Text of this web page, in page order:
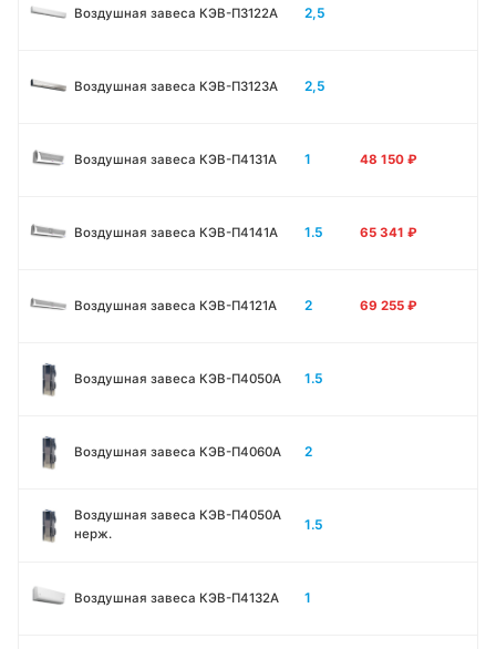
Воздушная завеса КЭВ-П3122A 2,5
Воздушная завеса КЭВ-П3123A 2,5
Воздушная завеса КЭВ-П4131A 1 48 150 ₽
Воздушная завеса КЭВ-П4141A 1.5 65 341 ₽
Воздушная завеса КЭВ-П4121A 2 69 255 ₽
Воздушная завеса КЭВ-П4050A 1.5
Воздушная завеса КЭВ-П4060A 2
Воздушная завеса КЭВ-П4050A
нерж.
1.5
Воздушная завеса КЭВ-П4132A 1